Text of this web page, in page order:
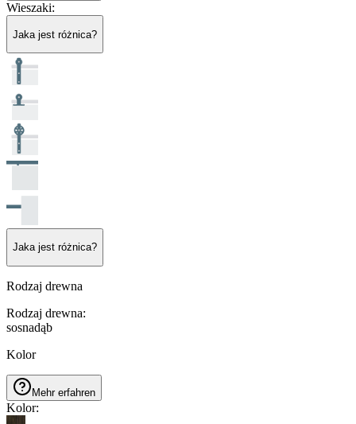
Wieszaki:
Jaka jest różnica?
Jaka jest różnica?
Rodzaj drewna
Rodzaj drewna:
sosnadąb
Kolor
Mehr erfahren
Kolor: